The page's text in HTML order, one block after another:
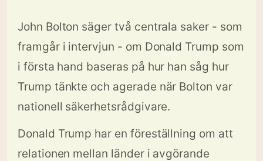
John Bolton säger två centrala saker - som
framgår i intervjun - om Donald Trump som
i första hand baseras på hur han såg hur
Trump tänkte och agerade när Bolton var
nationell säkerhetsrådgivare.
Donald Trump har en föreställning om att
relationen mellan länder i avgörande